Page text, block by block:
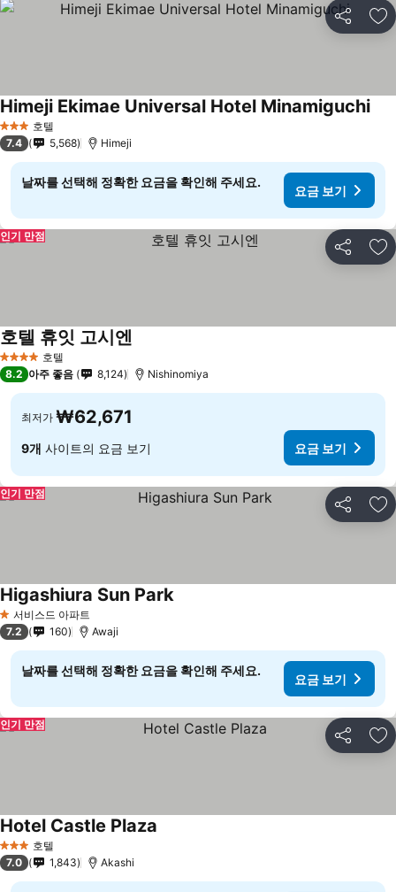
공유 즐
3 성급 호텔
Himeji Ekimae Universal Hotel Minamiguchi
7.4 5,568 Himeji
날짜를 선택해 정확한 요금을 확인해 주세요.
요금 보기
공유 즐
인기 만점
4 성급 호텔
호텔 휴잇 고시엔
8.2 아주 좋음 8,124 Nishinomiya
최저가 ₩62,671
9개 사이트의 요금 보기 요금 보기
공유 즐
인기 만점
1 성급서비스드 아파트
Higashiura Sun Park
7.2 160 Awaji
날짜를 선택해 정확한 요금을 확인해 주세요.
요금 보기
공유 즐
인기 만점
3 성급 호텔
Hotel Castle Plaza
7.0 1,843 Akashi